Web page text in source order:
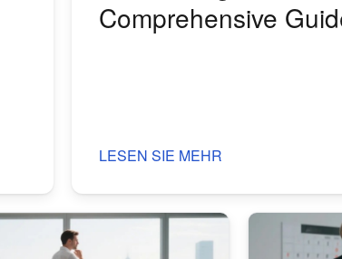
Comprehensive
LESEN SIE MEHR